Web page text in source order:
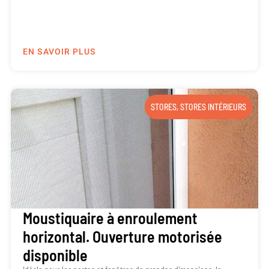
EN SAVOIR PLUS
STORES,STORES INTÉRIEURS
Moustiquaire à enroulement
horizontal. Ouverture motorisée
disponible